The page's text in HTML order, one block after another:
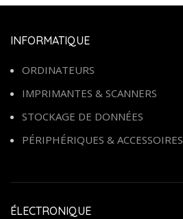
INFORMATIQUE
ORDINATEURS
IMPRIMANTES & SCANNERS
STOCKAGE DE DONNÉES
PÉRIPHÉRIQUES & ACCESSOIRES
ÉLECTRONIQUE